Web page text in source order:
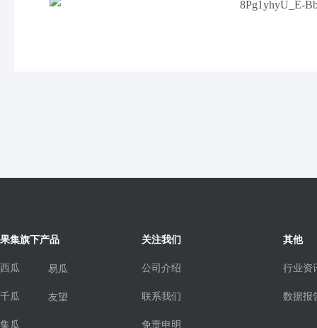
果集旗下产品
西瓜
千瓜
集瓜
易瓜
友望
关注我们
公司介绍
联系我们
免责申明
其他
行业资
数据报